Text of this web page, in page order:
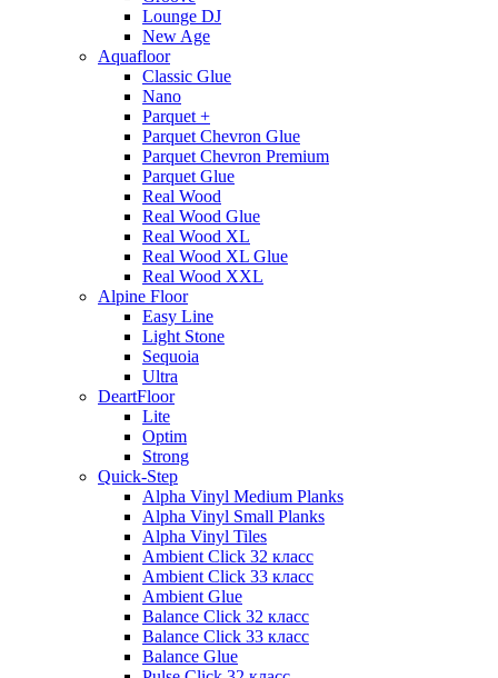
Lounge DJ
New Age
Aquafloor
Classic Glue
Nano
Parquet +
Parquet Chevron Glue
Parquet Chevron Premium
Parquet Glue
Real Wood
Real Wood Glue
Real Wood XL
Real Wood XL Glue
Real Wood XXL
Alpine Floor
Easy Line
Light Stone
Sequoia
Ultra
DeartFloor
Lite
Optim
Strong
Quick-Step
Alpha Vinyl Medium Planks
Alpha Vinyl Small Planks
Alpha Vinyl Tiles
Ambient Click 32 класс
Ambient Click 33 класс
Ambient Glue
Balance Click 32 класс
Balance Click 33 класс
Balance Glue